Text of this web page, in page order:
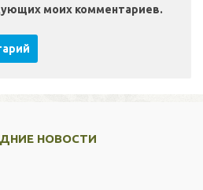
моих комментариев.
НОВОСТИ